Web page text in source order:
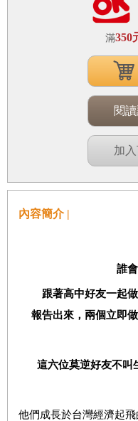
滿350
閱
加
內容簡介 |
誰
跟著高中好友一起
報告出來，兩個立即
這六位莫逆好友不叫
他們成長於台灣經濟起